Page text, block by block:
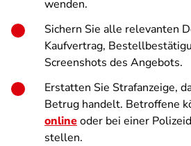
wenden.
Sichern Sie alle relevanten
Kaufvertrag,
Screenshots des Angebots.
Erstatten Sie Strafanzeige,
Betrug handelt. Betroffene
onlineoder bei einer
stellen.